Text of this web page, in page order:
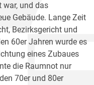
war, und das
Gebäude. Lange Zeit
Bezirksgericht und
60er Jahren wurde es
eines Zubaues
die Raumnot nur
70er und 80er